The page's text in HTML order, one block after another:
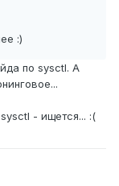
:)
по sysctl. А
- ищется... :(